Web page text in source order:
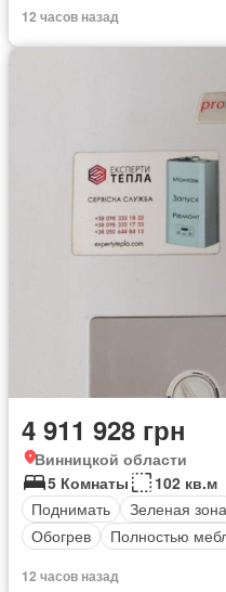
12 часов назад
4 911 928 грн
Винницкой области
5 Комнаты
102 кв.м
Поднимать
Зеленая зона
Обогрев
Полностью
12 часов назад